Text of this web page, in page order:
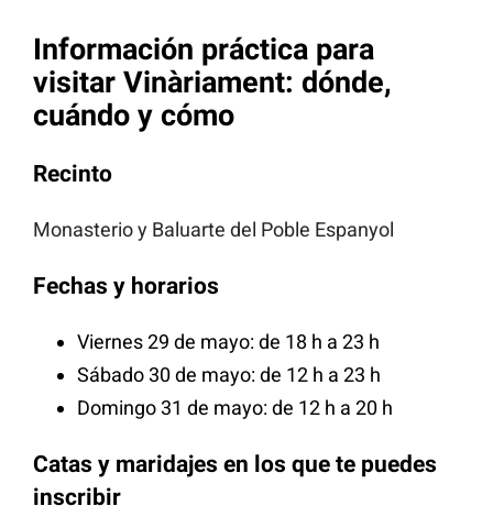
Información práctica para
visitar Vinàriament: dónde,
cuándo y cómo
Recinto
Monasterio y Baluarte del Poble Espanyol
Fechas y horarios
Viernes 29 de mayo: de 18 h a 23 h
Sábado 30 de mayo: de 12 h a 23 h
Domingo 31 de mayo: de 12 h a 20 h
Catas y maridajes en los que te puedes
inscribir